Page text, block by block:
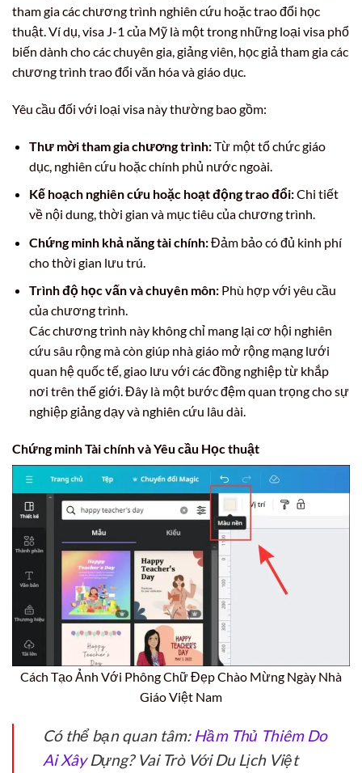
tham gia các chương trình nghiên cứu hoặc trao đổi học
thuật. Ví dụ, visa J-1 của Mỹ là một trong những loại visa phổ
biến dành cho các chuyên gia, giảng viên, học giả tham gia các
chương trình trao đổi văn hóa và giáo dục.
Yêu cầu đối với loại visa này thường bao gồm:
Thư mời tham gia chương trình:Từ một tổ chức giáo
dục, nghiên cứu hoặc chính phủ nước ngoài.
Kế hoạch nghiên cứu hoặc hoạt động trao đổi:Chi tiết
về nội dung, thời gian và mục tiêu của chương trình.
Chứng minh khả năng tài chính:Đảm bảo có đủ kinh phí
cho thời gian lưu trú.
Trình độ học vấn và chuyên môn:Phù hợp với yêu cầu
của chương trình.
Các chương trình này không chỉ mang lại cơ hội nghiên
cứu sâu rộng mà còn giúp nhà giáo mở rộng mạng lưới
quan hệ quốc tế, giao lưu với các đồng nghiệp từ khắp
nơi trên thế giới. Đây là một bước đệm quan trọng cho sự
nghiệp giảng dạy và nghiên cứu lâu dài.
Chứng minh Tài chính và Yêu cầu Học thuật
Cách Tạo Ảnh Với Phông Chữ Đẹp Chào Mừng Ngày Nhà
Giáo Việt Nam
Có thể bạn quan tâm: Hầm Thủ Thiêm Do
Ai XâyDựng? Vai Trò Với Du Lịch Việt